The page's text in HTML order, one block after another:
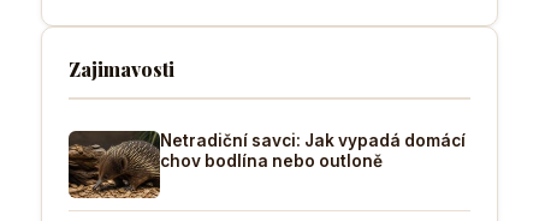
Zajimavosti
Netradiční savci: Jak vypadá domácí
chov bodlína nebo outloně